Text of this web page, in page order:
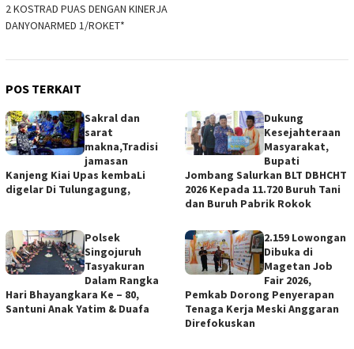
2 KOSTRAD PUAS DENGAN KINERJA
DANYONARMED 1/ROKET*
POS TERKAIT
Sakral dan
sarat
makna,Tradisi
jamasan
Kanjeng Kiai Upas kembaLi
digelar Di Tulungagung,
Dukung
Kesejahteraan
Masyarakat,
Bupati
Jombang Salurkan BLT DBHCHT
2026 Kepada 11.720 Buruh Tani
dan Buruh Pabrik Rokok
Polsek
Singojuruh
Tasyakuran
Dalam Rangka
Hari Bhayangkara Ke – 80,
Santuni Anak Yatim & Duafa
2.159 Lowongan
Dibuka di
Magetan Job
Fair 2026,
Pemkab Dorong Penyerapan
Tenaga Kerja Meski Anggaran
Direfokuskan